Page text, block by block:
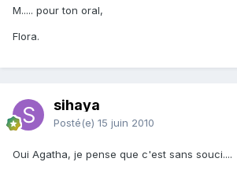
M..... pour ton oral,
Flora.
sihaya
Posté(e) 15 juin 2010
Oui Agatha, je pense que c'est sans souci....